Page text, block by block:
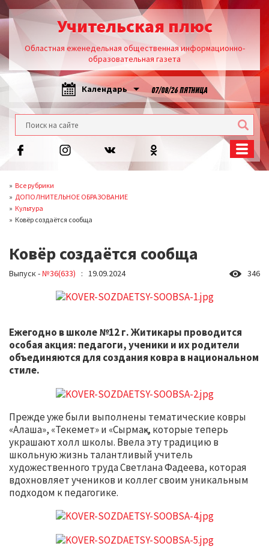
Учительская плюс
Областная еженедельная общественная информационно-
образовательная газета
Календарь 07/08/26 ПЯТНИЦА
Все рубрики
ДОПОЛНИТЕЛЬНОЕ ОБРАЗОВАНИЕ
Культура
Ковёр создаётся сообща
Ковёр создаётся сообща
Выпуск -№36(633) : 19.09.2024 346
Ежегодно в школе №12 г. Житикары проводится
особая акция: педагоги, ученики и их родители
объединяются для создания ковра в национальном
стиле.
Прежде уже были выполнены тематические ковры
«Алаша», «Текемет» и «Сырмақ», которые теперь
украшают холл школы. Ввела эту традицию в
школьную жизнь талантливый учитель
художественного труда Светлана Фадеева, которая
вдохновляет учеников и коллег своим уникальным
подходом к педагогике.